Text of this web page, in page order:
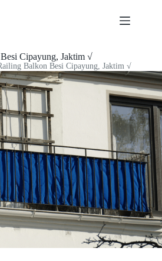
Cipayung, Jaktim √
Balkon Besi Cipayung, Jaktim √